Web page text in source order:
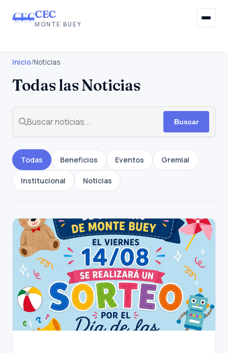
CEC
MONTE BUEY
Institucional
Afiliaciones
Información Gremial
Noticias
Inicio/Noticias
Todas las Noticias
Buscar
Todas Beneficios Eventos Gremial
Institucional Noticias